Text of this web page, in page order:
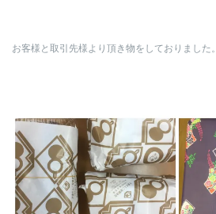
お客様と取引先様より頂き物をしておりました。